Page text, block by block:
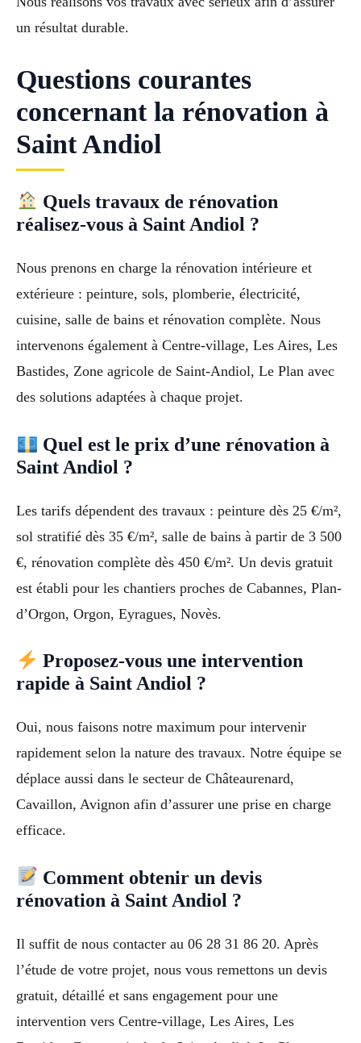
un résultat durable.
Questions courantes
concernant la rénovation à
Saint Andiol
Quels travaux de rénovation
réalisez-vous à Saint Andiol ?
Nous prenons en charge la rénovation intérieure et
extérieure : peinture, sols, plomberie, électricité,
cuisine, salle de bains et rénovation complète. Nous
intervenons également à Centre-village, Les Aires, Les
Bastides, Zone agricole de Saint-Andiol, Le Plan avec
des solutions adaptées à chaque projet.
Quel est le prix d’une rénovation à
Saint Andiol ?
Les tarifs dépendent des travaux : peinture dès 25 €/m²,
sol stratifié dès 35 €/m², salle de bains à partir de 3 500
€, rénovation complète dès 450 €/m². Un devis gratuit
est établi pour les chantiers proches de Cabannes, Plan-
d’Orgon, Orgon, Eyragues, Novès.
Proposez-vous une intervention
rapide à Saint Andiol ?
Oui, nous faisons notre maximum pour intervenir
rapidement selon la nature des travaux. Notre équipe se
déplace aussi dans le secteur de Châteaurenard,
Cavaillon, Avignon afin d’assurer une prise en charge
efficace.
Comment obtenir un devis
rénovation à Saint Andiol ?
Il suffit de nous contacter au 06 28 31 86 20. Après
l’étude de votre projet, nous vous remettons un devis
gratuit, détaillé et sans engagement pour une
intervention vers Centre-village, Les Aires, Les